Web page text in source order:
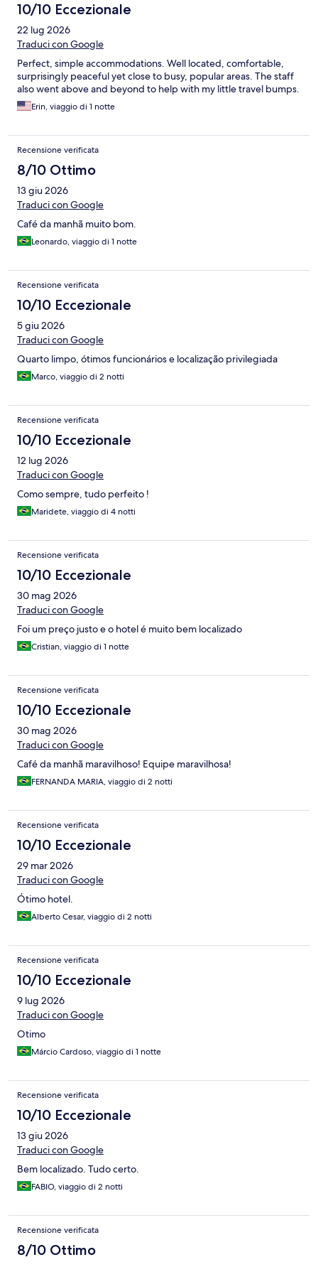
10/10 Eccezionale
22 lug 2026
Traduci con Google
Perfect, simple accommodations. Well located, comfortable,
surprisingly peaceful yet close to busy, popular areas. The staff
also went above and beyond to help with my little travel bumps.
Erin, viaggio di 1 notte
Recensione verificata
8/10 Ottimo
13 giu 2026
Traduci con Google
Café da manhã muito bom.
Leonardo, viaggio di 1 notte
Recensione verificata
10/10 Eccezionale
5 giu 2026
Traduci con Google
Quarto limpo, ótimos funcionários e localização privilegiada
Marco, viaggio di 2 notti
Recensione verificata
10/10 Eccezionale
12 lug 2026
Traduci con Google
Como sempre, tudo perfeito !
Maridete, viaggio di 4 notti
Recensione verificata
10/10 Eccezionale
30 mag 2026
Traduci con Google
Foi um preço justo e o hotel é muito bem localizado
Cristian, viaggio di 1 notte
Recensione verificata
10/10 Eccezionale
30 mag 2026
Traduci con Google
Café da manhã maravilhoso! Equipe maravilhosa!
FERNANDA MARIA, viaggio di 2 notti
Recensione verificata
10/10 Eccezionale
29 mar 2026
Traduci con Google
Ótimo hotel.
Alberto Cesar, viaggio di 2 notti
Recensione verificata
10/10 Eccezionale
9 lug 2026
Traduci con Google
Otimo
Márcio Cardoso, viaggio di 1 notte
Recensione verificata
10/10 Eccezionale
13 giu 2026
Traduci con Google
Bem localizado. Tudo certo.
FABIO, viaggio di 2 notti
Recensione verificata
8/10 Ottimo